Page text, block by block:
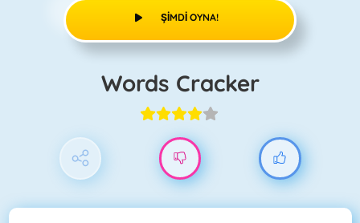
ŞIMDI OYNA!
Words Cracker